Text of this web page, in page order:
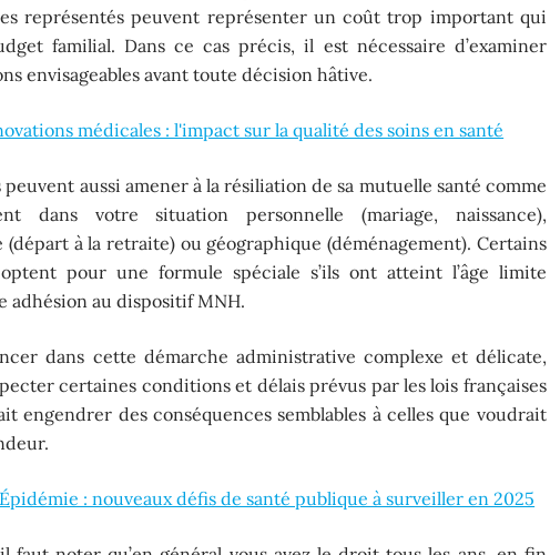
représentés peuvent représenter un coût trop important qui
familial. Dans ce cas précis, il est nécessaire d’examiner
envisageables avant toute décision hâtive.
médicales : l'impact sur la qualité des soins en santé
peuvent aussi amener à la résiliation de sa mutuelle santé comme
dans votre situation personnelle (mariage, naissance),
(départ à la retraite) ou géographique (déménagement). Certains
pour une formule spéciale s’ils ont atteint l’âge limite
adhésion au dispositif MNH.
dans cette démarche administrative complexe et délicate,
certaines conditions et délais prévus par les lois françaises
engendrer des conséquences semblables à celles que voudrait
Épidémie : nouveaux défis de santé publique à surveiller en 2025